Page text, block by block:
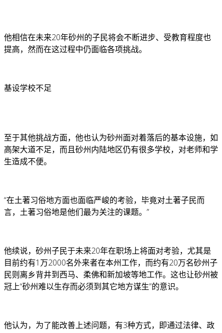
他相信在未来20年砂州的子民将会不断进步、受教育程度也
提高，然而在这过程中仍面临各项挑战。
基设学校不足
至于其他挑战方面，他也认为砂州面对着落后的基本设施，如
高架大道不足，而且砂州内陆地区仍有很多学校，对老师和学
生造成不便。
“在土著习俗地方面也面临严峻的考验，毕竟对土著子民而
言，土著习俗地是他们最为关注的课题。”
他续说，砂州子民于未来20年在职场上将面对考验，尤其是
目前约有1万2000名外来者在本州工作，而约有20万名砂州子
民则离乡背井到西马、柔佛和新加坡等地工作。这也让砂州被
冠上“砂州难以生存而必须到其它地方谋生”的意识。
他认为，为了能改善上述问题，有3种方式，即通过法律、政